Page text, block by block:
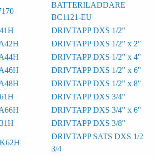
BATTERILADDARE
BC1121-EU
DRIVTAPP DXS 1/2"
DRIVTAPP DXS 1/2" x 2"
DRIVTAPP DXS 1/2" x 4"
DRIVTAPP DXS 1/2" x 6"
DRIVTAPP DXS 1/2" x 8"
DRIVTAPP DXS 3/4"
DRIVTAPP DXS 3/4" x 6"
DRIVTAPP DXS 3/8"
DRIVTAPP SATS DXS 1/2
3/4